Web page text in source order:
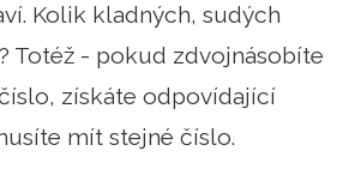
Kolik kladných, sudých
Totéž - pokud zdvojnásobíte
získáte odpovídající
mít stejné číslo.